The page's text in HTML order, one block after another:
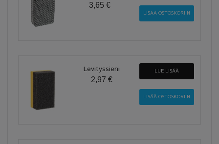
3,65 €
Levityssieni
2,97 €
LUE LISÄÄ